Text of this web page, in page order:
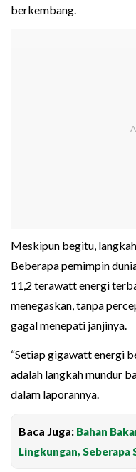
berkembang.
Meskipun begitu,
Beberapa pemimpin
11,2 terawatt energi
menegaskan, tanpa
gagal menepati janjinya.
“Setiap gigawatt energi
adalah langkah mundur
dalam laporannya.
Baca Juga: Bahan
Lingkungan, Seberapa